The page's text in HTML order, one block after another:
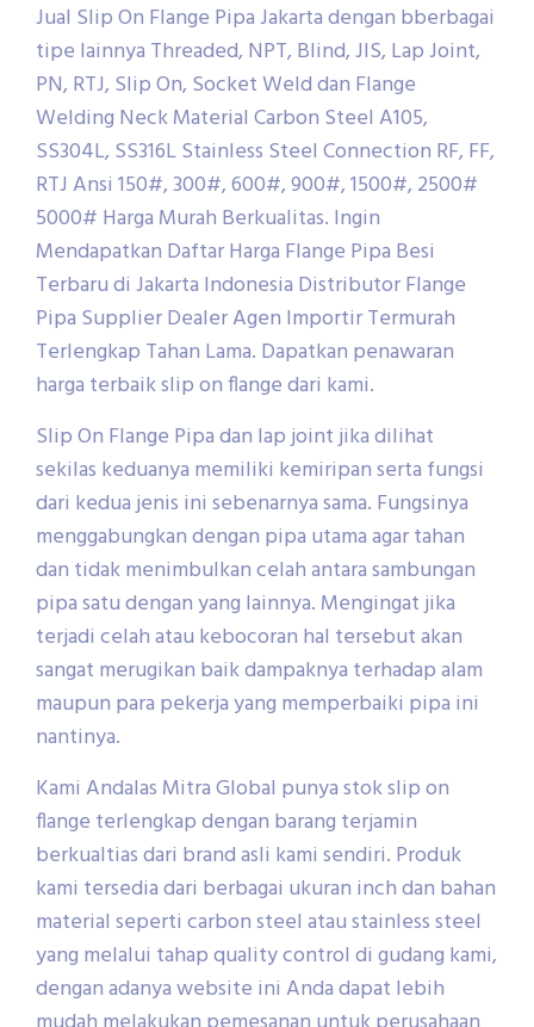
Jual Slip On Flange Pipa Jakarta dengan bberbagai
tipe lainnya Threaded, NPT, Blind, JIS, Lap Joint,
PN, RTJ, Slip On, Socket Weld dan Flange
Welding Neck Material Carbon Steel A105,
SS304L, SS316L Stainless Steel Connection RF, FF,
RTJ Ansi 150#, 300#, 600#, 900#, 1500#, 2500#
5000# Harga Murah Berkualitas. Ingin
Mendapatkan Daftar Harga Flange Pipa Besi
Terbaru di Jakarta Indonesia Distributor Flange
Pipa Supplier Dealer Agen Importir Termurah
Terlengkap Tahan Lama. Dapatkan penawaran
harga terbaik slip on flange dari kami.
Slip On Flange Pipa dan lap joint jika dilihat
sekilas keduanya memiliki kemiripan serta fungsi
dari kedua jenis ini sebenarnya sama. Fungsinya
menggabungkan dengan pipa utama agar tahan
dan tidak menimbulkan celah antara sambungan
pipa satu dengan yang lainnya. Mengingat jika
terjadi celah atau kebocoran hal tersebut akan
sangat merugikan baik dampaknya terhadap alam
maupun para pekerja yang memperbaiki pipa ini
nantinya.
Kami Andalas Mitra Global punya stok slip on
flange terlengkap dengan barang terjamin
berkualtias dari brand asli kami sendiri. Produk
kami tersedia dari berbagai ukuran inch dan bahan
material seperti carbon steel atau stainless steel
yang melalui tahap quality control di gudang kami,
dengan adanya website ini Anda dapat lebih